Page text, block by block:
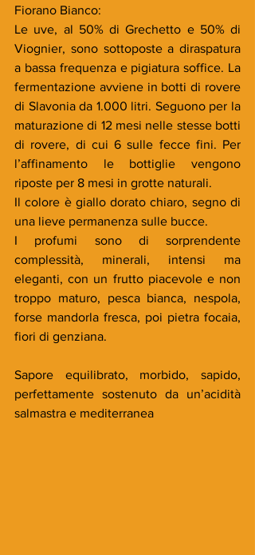
Fiorano Bianco:
Le uve, al 50% di Grechetto e 50% di
Viognier, sono sottoposte a diraspatura
a bassa frequenza e pigiatura soffice. La
fermentazione avviene in botti di rovere
di Slavonia da 1.000 litri. Seguono per la
maturazione di 12 mesi nelle stesse botti
di rovere, di cui 6 sulle fecce fini. Per
l’affinamento le bottiglie vengono
riposte per 8 mesi in grotte naturali.
Il colore è giallo dorato chiaro, segno di
una lieve permanenza sulle bucce.
I profumi sono di sorprendente
complessità, minerali, intensi ma
eleganti, con un frutto piacevole e non
troppo maturo, pesca bianca, nespola,
forse mandorla fresca, poi pietra focaia,
fiori di genziana.
Sapore equilibrato, morbido, sapido,
perfettamente sostenuto da un’acidità
salmastra e mediterranea